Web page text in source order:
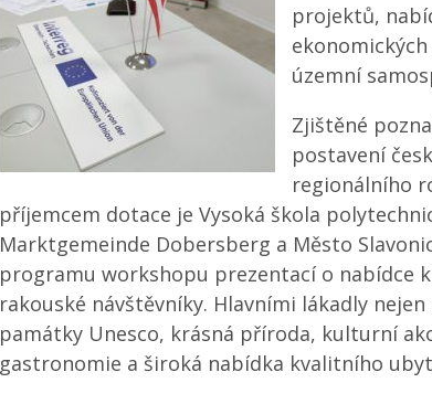
projektů,
územní
Zjištěné
postavení
regionálního
příjemcem dotace je Vysoká škola
Marktgemeinde Dobersberg a Město
programu workshopu prezentací o nabídce
rakouské návštěvníky. Hlavními lákadly
památky Unesco, krásná příroda, kulturní
gastronomie a široká nabídka kvalitního